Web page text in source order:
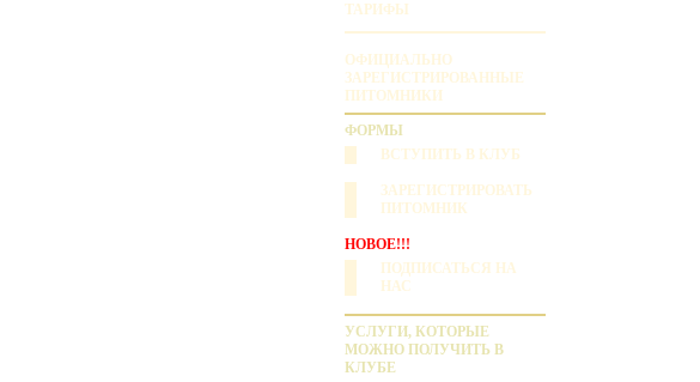
ТАРИФЫ
ОФИЦИАЛЬНО
ЗАРЕГИСТРИРОВАННЫЕ
ПИТОМНИКИ
ФОРМЫ
ВСТУПИТЬ В КЛУБ
ЗАРЕГИСТРИРОВАТЬ
ПИТОМНИК
НОВОЕ!!!
ПОДПИСАТЬСЯ НА
НАС
УСЛУГИ, КОТОРЫЕ
МОЖНО ПОЛУЧИТЬ В
КЛУБЕ